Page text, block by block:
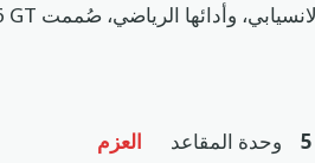
5 وحدة المقاعد العزم